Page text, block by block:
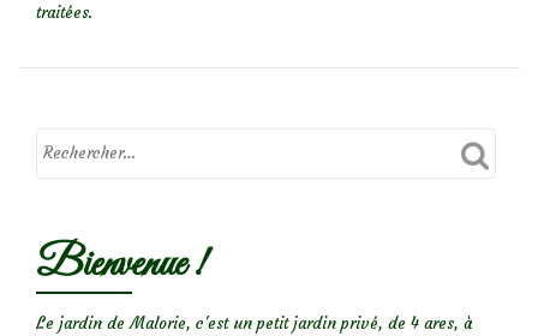
traitées.
Bienvenue !
Le jardin de Malorie, c'est un petit jardin privé, de 4 ares, à